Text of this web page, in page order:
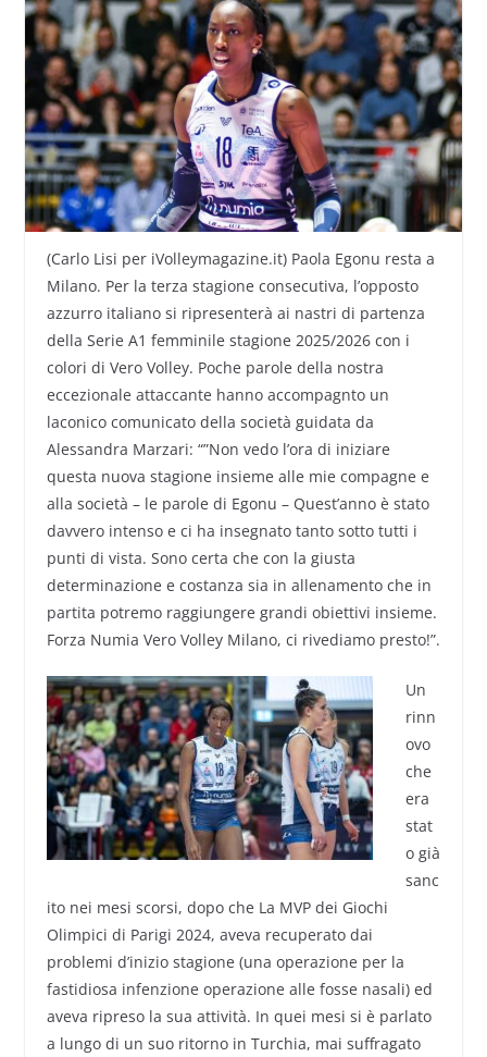
(Carlo Lisi per iVolleymagazine.it) Paola Egonu resta a
Milano. Per la terza stagione consecutiva, l’opposto
azzurro italiano si ripresenterà ai nastri di partenza
della Serie A1 femminile stagione 2025/2026 con i
colori di Vero Volley. Poche parole della nostra
eccezionale attaccante hanno accompagnto un
laconico comunicato della società guidata da
Alessandra Marzari: “”Non vedo l’ora di iniziare
questa nuova stagione insieme alle mie compagne e
alla società – le parole di Egonu – Quest’anno è stato
davvero intenso e ci ha insegnato tanto sotto tutti i
punti di vista. Sono certa che con la giusta
determinazione e costanza sia in allenamento che in
partita potremo raggiungere grandi obiettivi insieme.
Forza Numia Vero Volley Milano, ci rivediamo presto!”.
Un
rinn
ovo
che
era
stat
o già
sanc
ito nei mesi scorsi, dopo che La MVP dei Giochi
Olimpici di Parigi 2024, aveva recuperato dai
problemi d’inizio stagione (una operazione per la
fastidiosa infenzione operazione alle fosse nasali) ed
aveva ripreso la sua attività. In quei mesi si è parlato
a lungo di un suo ritorno in Turchia, mai suffragato